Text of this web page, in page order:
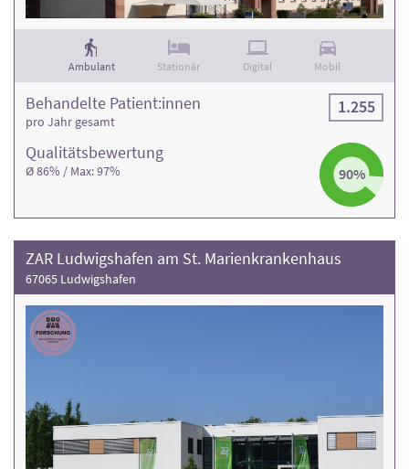
Ambulant Stationär Digital Mobil
Qualitäts­bewertung
Ø 86% / Max: 97% 90%
Behandelte Patient:innen
pro Jahr gesamt
1.255
ZAR Ludwigshafen am St. Marienkrankenhaus
67065 Ludwigshafen